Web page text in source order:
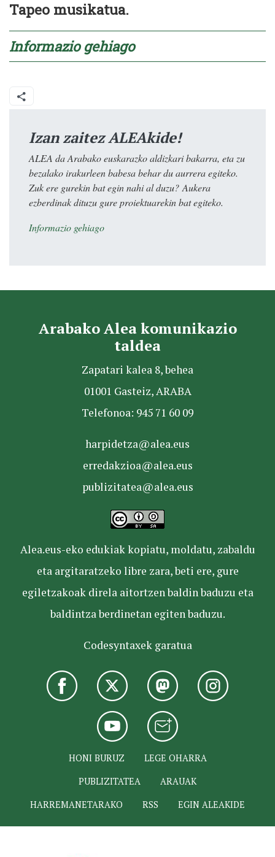
Tapeo musikatua.
Informazio gehiago
Izan zaitez ALEAkide!
ALEA da Arabako euskarazko aldizkari bakarra, eta zu
bezalako irakurleen babesa behar du aurrera egiteko.
Zuk ere gurekin bat egin nahi al duzu? Aukera
ezberdinak dituzu gure proiektuarekin bat egiteko.
Informazio gehiago
Arabako Alea komunikazio
taldea
Zapatari kalea 8, behea
01001 Gasteiz, ARABA
Telefonoa: 945 71 60 09
harpidetza@alea.eus
erredakzioa@alea.eus
publizitatea@alea.eus
Alea.eus-eko edukiak kopiatu, moldatu, zabaldu
eta argitaratzeko libre zara, beti ere, gure
egiletzakoak direla aitortzen baldin baduzu eta
baldintza berdinetan egiten baduzu.
Codesyntaxek garatua
HONI BURUZ
LEGE OHARRA
PUBLIZITATEA
ARAUAK
HARREMANETARAKO
RSS EGIN ALEAKIDE